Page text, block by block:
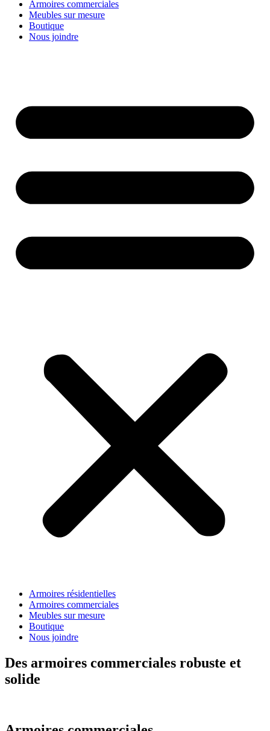
Armoires commerciales
Meubles sur mesure
Boutique
Nous joindre
Armoires résidentielles
Armoires commerciales
Meubles sur mesure
Boutique
Nous joindre
Des armoires commerciales robuste et
solide